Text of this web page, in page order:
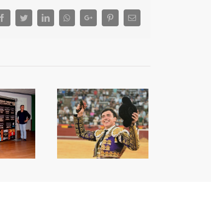
FacebookTwitterLinkedInWhatsappGoogle+ PinterestEmail
de Nek
a València